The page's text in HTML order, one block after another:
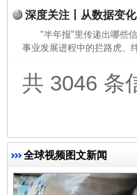
深度关注丨从数据变
"半年报"里传递出哪些
事业发展进程中的拦路虎、
共 3046 条
全球视频图文新闻